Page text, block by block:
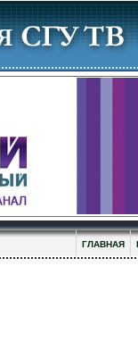
ГЛАВНАЯ